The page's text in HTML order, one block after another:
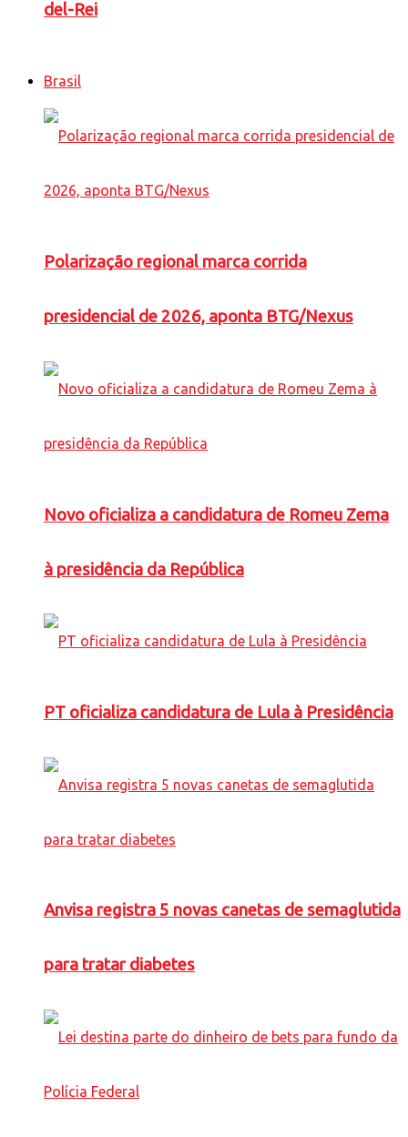
del-Rei
Brasil
Polarização regional marca corrida
presidencial de 2026, aponta BTG/Nexus
Novo oficializa a candidatura de Romeu Zema
à presidência da República
PT oficializa candidatura de Lula à Presidência
Anvisa registra 5 novas canetas de semaglutida
para tratar diabetes